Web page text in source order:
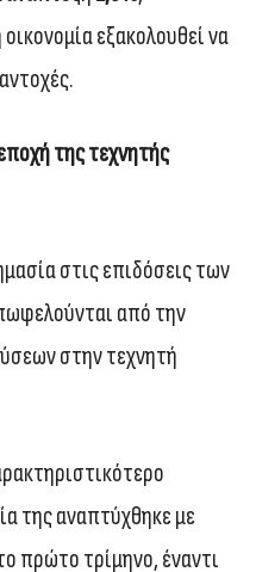
εξακολουθεί να
της τεχνητής
στις επιδόσεις των
από την
στην τεχνητή
της αναπτύχθηκε με
πρώτο τρίμηνο, έναντι